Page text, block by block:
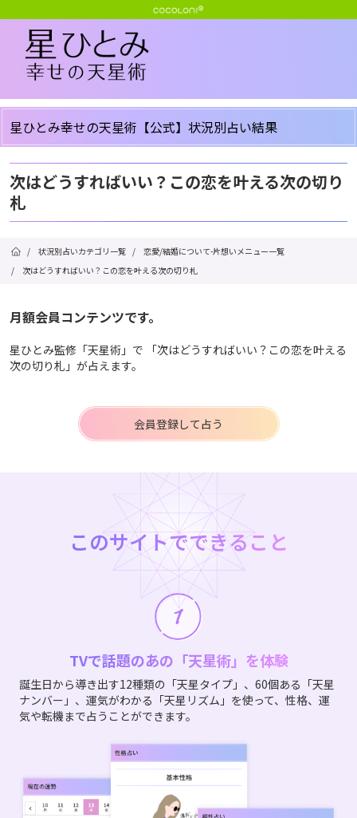
星ひとみ幸せの天星術【公式】状況別占い結果
次はどうすればいい？この恋を叶える次の切り
札
/ 状況別占いカテゴリ一覧 /
恋愛/結婚について-片想いメニュー一覧
/
次はどうすればいい？この恋を叶える次の切り札
月額会員コンテンツです。
星ひとみ監修「天星術」で 「次はどうすればいい？この恋を叶える
次の切り札」が占えます。
会員登録して占う
このサイトでできること
TVで話題のあの「天星術」を体験
誕生日から導き出す12種類の「天星タイプ」、60個ある「天星
ナンバー」、運気がわかる「天星リズム」を使って、性格、運
気や転機まで占うことができます。